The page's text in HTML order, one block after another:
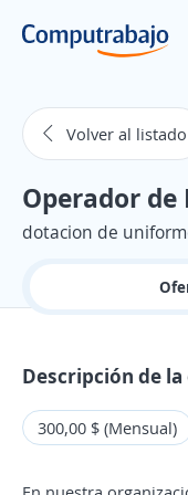
Volver al listado
Operador de
dotacion de
Descripción de
300,00 $ (Mensual)